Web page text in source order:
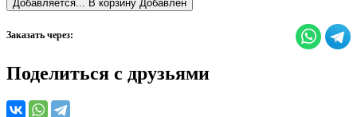
Добавляется... В корзину Добавлен
Заказать через:
Поделиться с друзьями